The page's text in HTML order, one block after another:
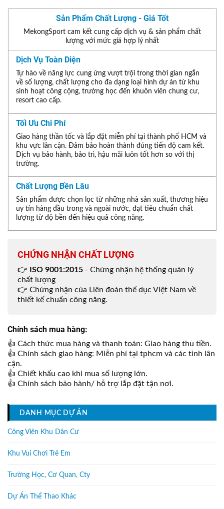
Sản Phẩm Chất Lượng - Giá Tốt
MekongSport cam kết cung cấp dịch vụ & sản phẩm chất
lượng với mức giá hợp lý nhất
Dịch Vụ Toàn Diện
Tự hào về năng lực cung ứng vượt trội trong thời gian ngắn
về số lượng, chất lượng cho đa dạng loại hình dự án từ khu
sinh hoạt công cộng, trường học đến khuôn viên chung cư,
resort cao cấp.
Tối Ưu Chi Phí
Giao hàng thần tốc và lắp đặt miễn phí tại thành phố HCM và
khu vực lân cận. Đảm bảo hoàn thành đúng tiến độ cam kết.
Dịch vụ bảo hành, bảo trì, hậu mãi luôn tốt hơn so với thị
trường.
Chất Lượng Bền Lâu
Sản phẩm được chọn lọc từ những nhà sản xuất, thương hiệu
uy tín hàng đầu trong và ngoài nước, đạt tiêu chuẩn chất
lượng từ độ bền đến hiệu quả công năng.
CHỨNG NHẬN CHẤT LƯỢNG
👉 ISO 9001:2015 - Chứng nhận hệ thống quản lý
chất lượng
👉 Chứng nhận của Liên đoàn thể dục Việt Nam về
thiết kế chuẩn công năng.
Chính sách mua hàng:
👍 Cách thức mua hàng và thanh toán: Giao hàng thu tiền.
👍 Chính sách giao hàng: Miễn phí tại tphcm và các tỉnh lân
cận.
👍 Chiết khấu cao khi mua số lượng lớn.
👍 Chính sách bảo hành/ hỗ trợ lắp đặt tận nơi.
DANH MỤC DỰ ÁN
Công Viên Khu Dân Cư
Khu Vui Chơi Trẻ Em
Trường Học, Cơ Quan, Cty
Dự Án Thể Thao Khác